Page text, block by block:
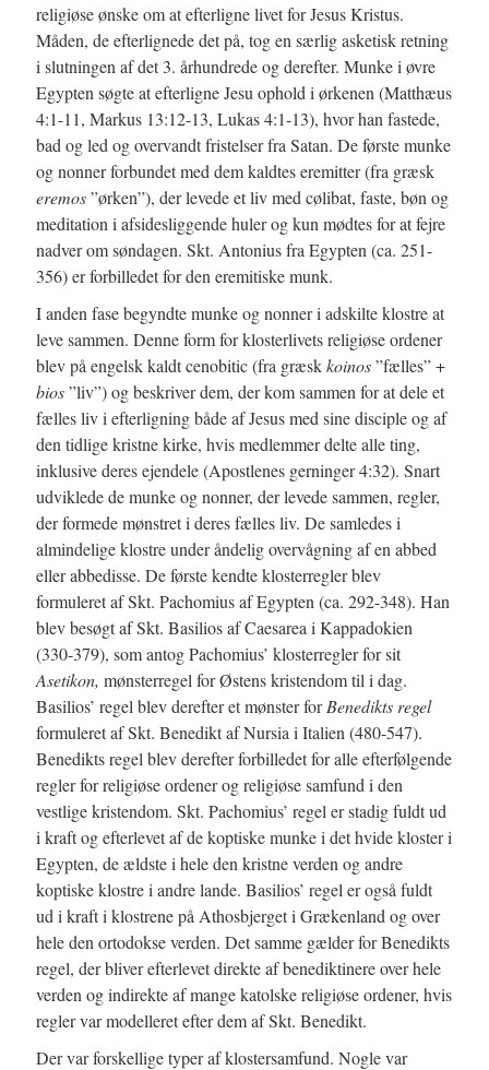
religiøse ønske om at efterligne livet for Jesus Kristus.
Måden, de efterlignede det på, tog en særlig asketisk retning
i slutningen af det 3. århundrede og derefter. Munke i øvre
Egypten søgte at efterligne Jesu ophold i ørkenen (Matthæus
4:1-11, Markus 13:12-13, Lukas 4:1-13), hvor han fastede,
bad og led og overvandt fristelser fra Satan. De første munke
og nonner forbundet med dem kaldtes eremitter (fra græsk
eremos”ørken”), der levede et liv med cølibat, faste, bøn og
meditation i afsidesliggende huler og kun mødtes for at fejre
nadver om søndagen. Skt. Antonius fra Egypten (ca. 251-
356) er forbilledet for den eremitiske munk.
I anden fase begyndte munke og nonner i adskilte klostre at
leve sammen. Denne form for klosterlivets religiøse ordener
blev på engelsk kaldt cenobitic (fra græskkoinos”fælles” +
bios”liv”) og beskriver dem, der kom sammen for at dele et
fælles liv i efterligning både af Jesus med sine disciple og af
den tidlige kristne kirke, hvis medlemmer delte alle ting,
inklusive deres ejendele (Apostlenes gerninger 4:32). Snart
udviklede de munke og nonner, der levede sammen, regler,
der formede mønstret i deres fælles liv. De samledes i
almindelige klostre under åndelig overvågning af en abbed
eller abbedisse. De første kendte klosterregler blev
formuleret af Skt. Pachomius af Egypten (ca. 292-348). Han
blev besøgt af Skt. Basilios af Caesarea i Kappadokien
(330-379), som antog Pachomius’ klosterregler for sit
Asetikon, mønsterregel for Østens kristendom til i dag.
Basilios’ regel blev derefter et mønster forBenedikts regel
formuleret af Skt. Benedikt af Nursia i Italien (480-547).
Benedikts regel blev derefter forbilledet for alle efterfølgende
regler for religiøse ordener og religiøse samfund i den
vestlige kristendom. Skt. Pachomius’ regel er stadig fuldt ud
i kraft og efterlevet af de koptiske munke i det hvide kloster i
Egypten, de ældste i hele den kristne verden og andre
koptiske klostre i andre lande. Basilios’ regel er også fuldt
ud i kraft i klostrene på Athosbjerget i Grækenland og over
hele den ortodokse verden. Det samme gælder for Benedikts
regel, der bliver efterlevet direkte af benediktinere over hele
verden og indirekte af mange katolske religiøse ordener, hvis
regler var modelleret efter dem af Skt. Benedikt.
Der var forskellige typer af klostersamfund. Nogle var